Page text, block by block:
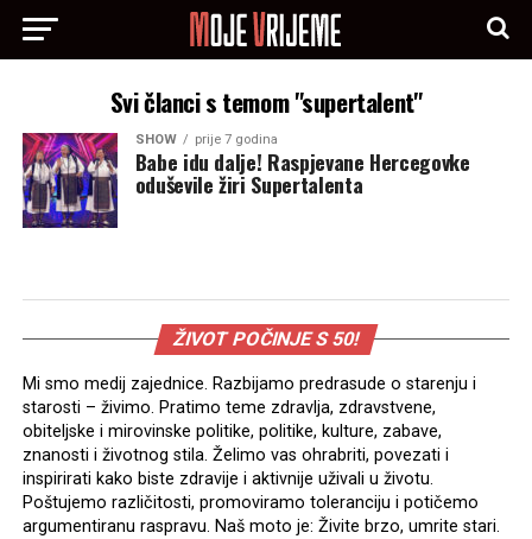
Svi članci s temom "supertalent"
SHOW prije 7 godina
Babe idu dalje! Raspjevane Hercegovke
oduševile žiri Supertalenta
ŽIVOT POČINJE S 50!
Mi smo medij zajednice. Razbijamo predrasude o starenju i
starosti – živimo. Pratimo teme zdravlja, zdravstvene,
obiteljske i mirovinske politike, politike, kulture, zabave,
znanosti i životnog stila. Želimo vas ohrabriti, povezati i
inspirirati kako biste zdravije i aktivnije uživali u životu.
Poštujemo različitosti, promoviramo toleranciju i potičemo
argumentiranu raspravu. Naš moto je: Živite brzo, umrite stari.